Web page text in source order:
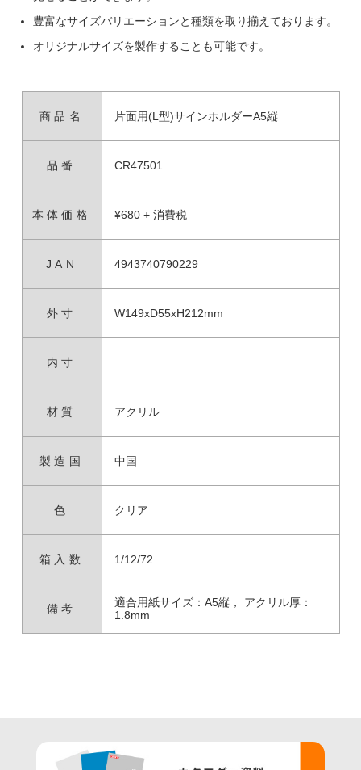
豊富なサイズバリエーションと種類を取り揃えております。
オリジナルサイズを製作することも可能です。
商品名 片面用(L型)サインホルダーA5縦
品番 CR47501
本体価格 ¥680 + 消費税
JAN 4943740790229
外寸 W149xD55xH212mm
内寸
材質 アクリル
製造国 中国
色 クリア
箱入数 1/12/72
備考
適合用紙サイズ：A5縦， アクリル厚：
1.8mm